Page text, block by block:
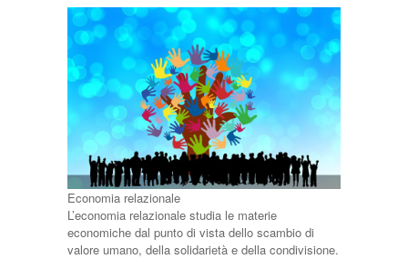
Economia relazionale
L’economia relazionale studia le materie
economiche dal punto di vista dello scambio di
valore umano, della solidarietà e della condivisione.